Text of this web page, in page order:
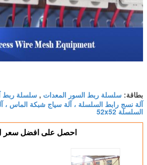
بطاقة: سلسلة ربط السور المعدات , سلسلة ربط
آلة نسج رابط السلسلة ، آلة سياج شبكة الماس ،
السلسلة 52x52
احصل على افضل سعر